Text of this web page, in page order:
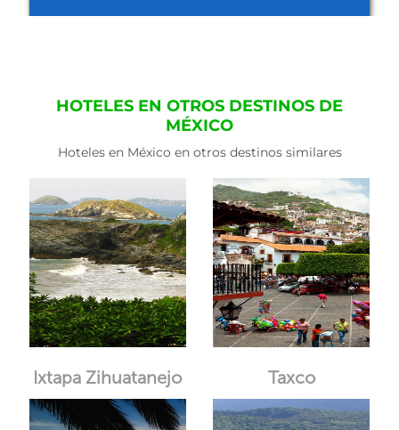
HOTELES EN OTROS DESTINOS DE
MÉXICO
Hoteles en México en otros destinos similares
Ixtapa Zihuatanejo Taxco